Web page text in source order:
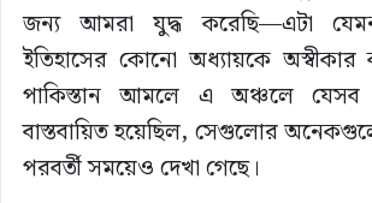
জন্য আমরা যুদ্ধ করেছি—এটা
ইতিহাসের কোনো অধ্যায়কে
পাকিস্তান আমলে এ অঞ্চলে
বাস্তবায়িত হয়েছিল, সেগুলোর
পরবর্তী সময়েও দেখা গেছে।